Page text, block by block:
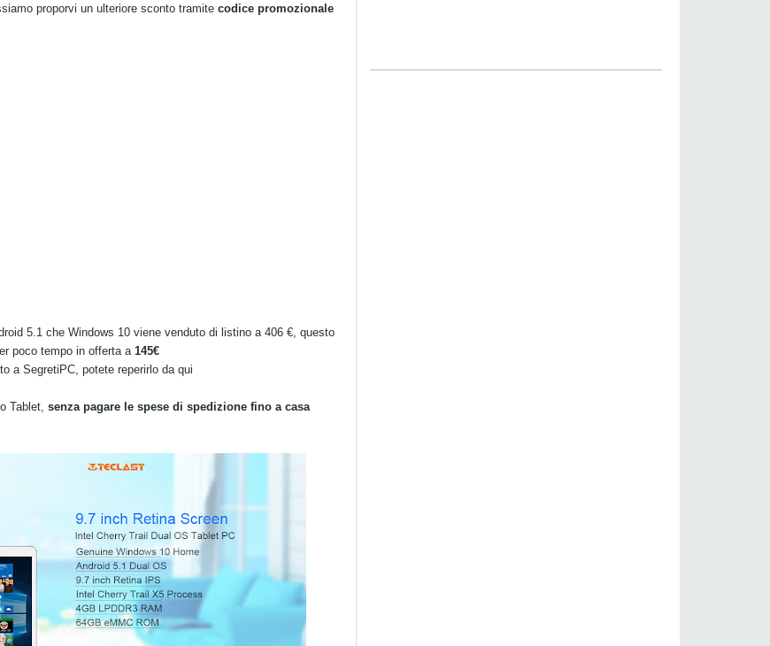
proporvi un ulteriore sconto tramite codice promozionale
5.1 che Windows 10 viene venduto di listino a 406 €, questo
poco tempo in offerta a 145€
a SegretiPC, potete reperirlo da qui
Tablet, senza pagare le spese di spedizione fino a casa